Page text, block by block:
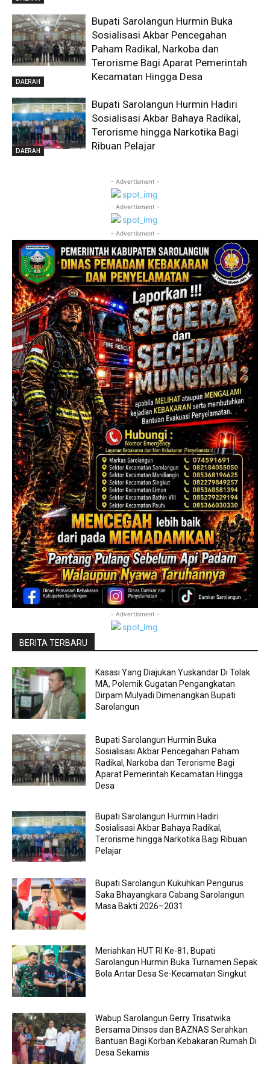
DAERAH
Bupati Sarolangun Hurmin Buka
Sosialisasi Akbar Pencegahan
Paham Radikal, Narkoba dan
Terorisme Bagi Aparat Pemerintah
Kecamatan Hingga Desa
DAERAH
Bupati Sarolangun Hurmin Hadiri
Sosialisasi Akbar Bahaya Radikal,
Terorisme hingga Narkotika Bagi
Ribuan Pelajar
- Advertisment -
- Advertisment -
- Advertisment -
- Advertisment -
BERITA TERBARU
Kasasi Yang Diajukan Yuskandar Di Tolak
MA, Polemik Gugatan Pengangkatan
Dirpam Mulyadi Dimenangkan Bupati
Sarolangun
Bupati Sarolangun Hurmin Buka
Sosialisasi Akbar Pencegahan Paham
Radikal, Narkoba dan Terorisme Bagi
Aparat Pemerintah Kecamatan Hingga
Desa
Bupati Sarolangun Hurmin Hadiri
Sosialisasi Akbar Bahaya Radikal,
Terorisme hingga Narkotika Bagi Ribuan
Pelajar
Bupati Sarolangun Kukuhkan Pengurus
Saka Bhayangkara Cabang Sarolangun
Masa Bakti 2026–2031
Meriahkan HUT RI Ke-81, Bupati
Sarolangun Hurmin Buka Turnamen Sepak
Bola Antar Desa Se-Kecamatan Singkut
Wabup Sarolangun Gerry Trisatwika
Bersama Dinsos dan BAZNAS Serahkan
Bantuan Bagi Korban Kebakaran Rumah Di
Desa Sekamis